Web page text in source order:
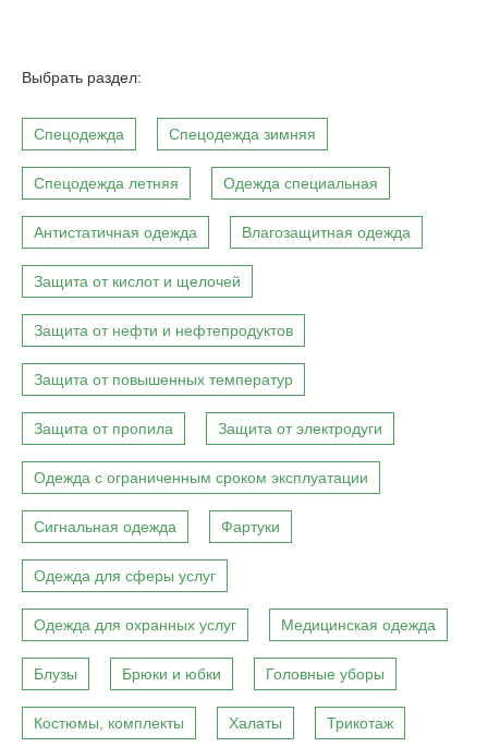
Выбрать раздел:
Спецодежда Спецодежда зимняя
Спецодежда летняя Одежда специальная
Антистатичная одежда Влагозащитная одежда
Защита от кислот и щелочей
Защита от нефти и нефтепродуктов
Защита от повышенных температур
Защита от пропила Защита от электродуги
Одежда с ограниченным сроком эксплуатации
Сигнальная одежда Фартуки
Одежда для сферы услуг
Одежда для охранных услуг Медицинская одежда
Блузы Брюки и юбки Головные уборы
Костюмы, комплекты Халаты Трикотаж